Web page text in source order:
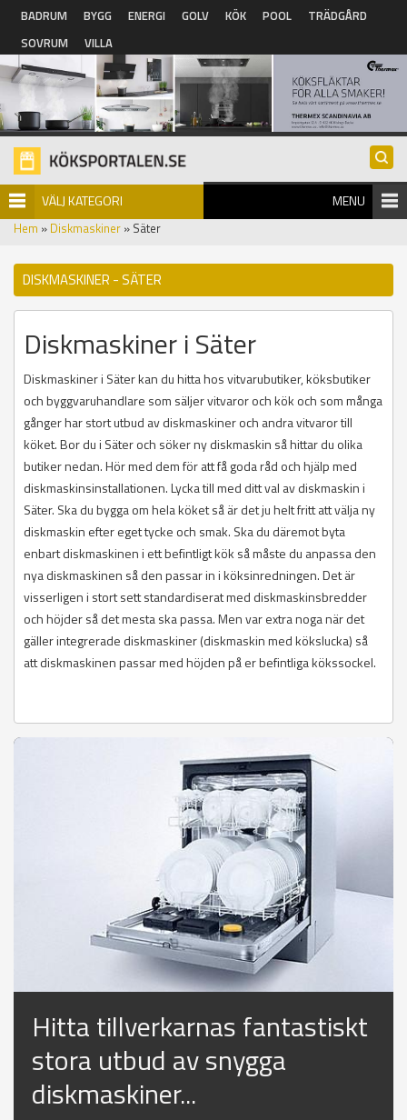
Hoppa till huvudinnehåll
BADRUM BYGG ENERGI GOLV KÖK POOL
TRÄDGÅRD
SOVRUM
VILLA
VÄLJ KATEGORI MENU
Hem » Diskmaskiner » Säter
DISKMASKINER - SÄTER
Diskmaskiner i Säter
Diskmaskiner i Säter kan du hitta hos vitvarubutiker, köksbutiker
och byggvaruhandlare som säljer vitvaror och kök och som många
gånger har stort utbud av diskmaskiner och andra vitvaror till
köket. Bor du i Säter och söker ny diskmaskin så hittar du olika
butiker nedan. Hör med dem för att få goda råd och hjälp med
diskmaskinsinstallationen. Lycka till med ditt val av diskmaskin i
Säter. Ska du bygga om hela köket så är det ju helt fritt att välja ny
diskmaskin efter eget tycke och smak. Ska du däremot byta
enbart diskmaskinen i ett befintligt kök så måste du anpassa den
nya diskmaskinen så den passar in i köksinredningen. Det är
visserligen i stort sett standardiserat med diskmaskinsbredder
och höjder så det mesta ska passa. Men var extra noga när det
gäller integrerade diskmaskiner (diskmaskin med kökslucka) så
att diskmaskinen passar med höjden på er befintliga kökssockel.
Hitta tillverkarnas fantastiskt
stora utbud av snygga
diskmaskiner...